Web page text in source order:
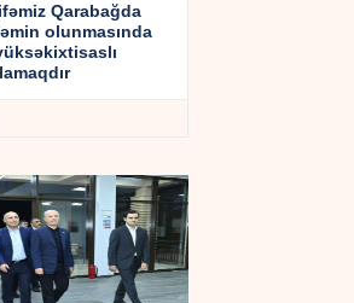
Qarabağda
olunmasında